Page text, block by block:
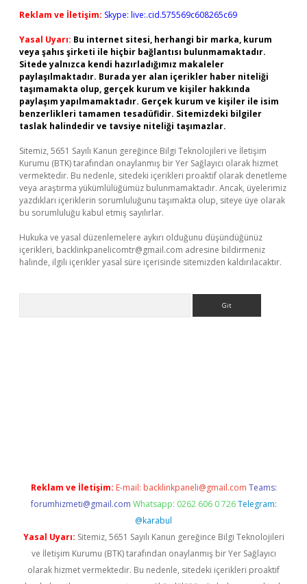
Reklam ve İletişim: Skype: live:.cid.575569c608265c69
Yasal Uyarı: Bu internet sitesi, herhangi bir marka, kurum
veya şahıs şirketi ile hiçbir bağlantısı bulunmamaktadır.
Sitede yalnızca kendi hazırladığımız makaleler
paylaşılmaktadır. Burada yer alan içerikler haber niteliği
taşımamakta olup, gerçek kurum ve kişiler hakkında
paylaşım yapılmamaktadır. Gerçek kurum ve kişiler ile isim
benzerlikleri tamamen tesadüfidir. Sitemizdeki bilgiler
taslak halindedir ve tavsiye niteliği taşımazlar.
Sitemiz, 5651 Sayılı Kanun gereğince Bilgi Teknolojileri ve İletişim
Kurumu (BTK) tarafından onaylanmış bir Yer Sağlayıcı olarak hizmet
vermektedir. Bu nedenle, sitedeki içerikleri proaktif olarak denetleme
veya araştırma yükümlülüğümüz bulunmamaktadır. Ancak, üyelerimiz
yazdıkları içeriklerin sorumluluğunu taşımakta olup, siteye üye olarak
bu sorumluluğu kabul etmiş sayılırlar.
Hukuka ve yasal düzenlemelere aykırı olduğunu düşündüğünüz
içerikleri, backlinkpanelicomtr@gmail.com adresine bildirmeniz
halinde, ilgili içerikler yasal süre içerisinde sitemizden kaldırılacaktır.
Reklam ve İletişim: E-mail: backlinkpaneli@gmail.com Teams:
forumhizmeti@gmail.com Whatsapp: 0262 606 0 726 Telegram:
@karabul
Yasal Uyarı: Sitemiz, 5651 Sayılı Kanun gereğince Bilgi Teknolojileri
ve İletişim Kurumu (BTK) tarafından onaylanmış bir Yer Sağlayıcı
olarak hizmet vermektedir. Bu nedenle, sitedeki içerikleri proaktif